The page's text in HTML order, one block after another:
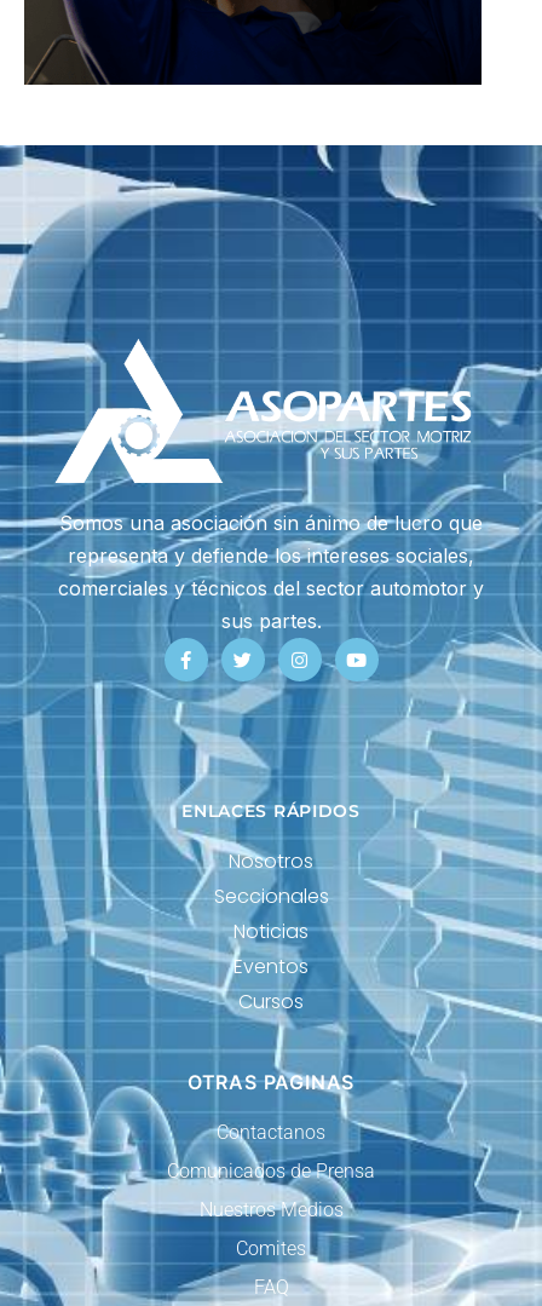
Somos una asociación sin ánimo de lucro que
representa y defiende los intereses sociales,
comerciales y técnicos del sector automotor y
sus partes.
ENLACES RÁPIDOS
Nosotros
Seccionales
Noticias
Eventos
Cursos
OTRAS PAGINAS
Contactanos
Comunicados de Prensa
Nuestros Medios
Comites
FAQ